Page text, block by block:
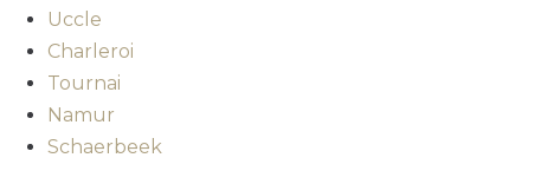
Uccle
Charleroi
Tournai
Namur
Schaerbeek